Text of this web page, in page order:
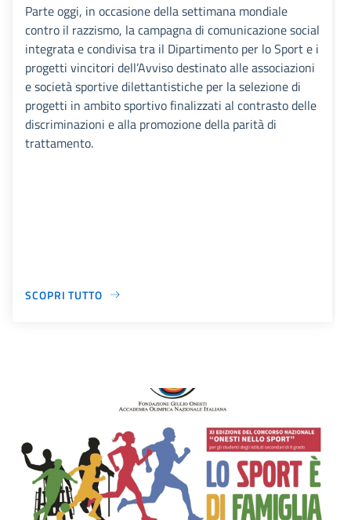
Parte oggi, in occasione della settimana mondiale
contro il razzismo, la campagna di comunicazione social
integrata e condivisa tra il Dipartimento per lo Sport e i
progetti vincitori dell’Avviso destinato alle associazioni
e società sportive dilettantistiche per la selezione di
progetti in ambito sportivo finalizzati al contrasto delle
discriminazioni e alla promozione della parità di
trattamento.
SCOPRI TUTTO